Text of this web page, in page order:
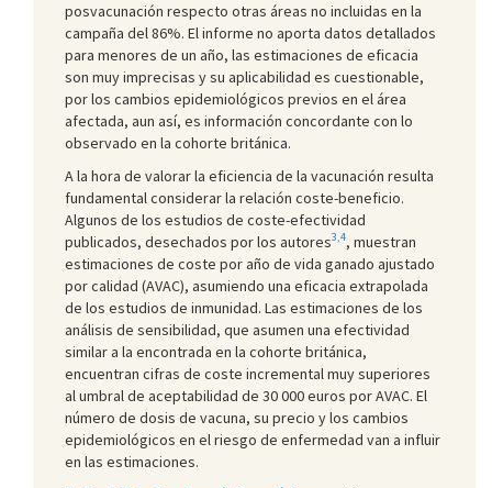
posvacunación respecto otras áreas no incluidas en la
campaña del 86%. El informe no aporta datos detallados
para menores de un año, las estimaciones de eficacia
son muy imprecisas y su aplicabilidad es cuestionable,
por los cambios epidemiológicos previos en el área
afectada, aun así, es información concordante con lo
observado en la cohorte británica.
A la hora de valorar la eficiencia de la vacunación resulta
fundamental considerar la relación coste-beneficio.
Algunos de los estudios de coste-efectividad
publicados, desechados por los autores3,4, muestran
estimaciones de coste por año de vida ganado ajustado
por calidad (AVAC), asumiendo una eficacia extrapolada
de los estudios de inmunidad. Las estimaciones de los
análisis de sensibilidad, que asumen una efectividad
similar a la encontrada en la cohorte británica,
encuentran cifras de coste incremental muy superiores
al umbral de aceptabilidad de 30 000 euros por AVAC. El
número de dosis de vacuna, su precio y los cambios
epidemiológicos en el riesgo de enfermedad van a influir
en las estimaciones.